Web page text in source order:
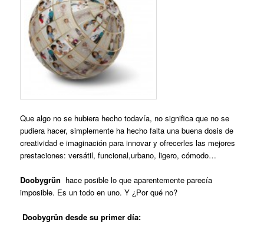
Que algo no se hubiera hecho todavía, no significa que no se
pudiera hacer, simplemente ha hecho falta una buena dosis de
creatividad e imaginación para innovar y ofrecerles las mejores
prestaciones: versátil, funcional,urbano, ligero, cómodo…
Doobygrün hace posible lo que aparentemente parecía
imposible. Es un todo en uno. Y ¿Por qué no?
Doobygrün desde su primer día: